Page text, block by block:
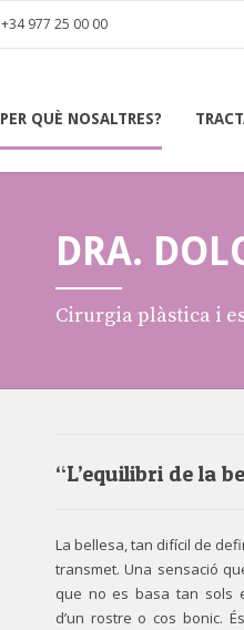
+34 977 25 00 00
PER QUÈ NOSALTRES?
DRA.
Cirurgia plàstica i
“L’equilibri de la
La bellesa, tan difícil de
transmet. Una sensació
que no es basa tan sols
d’un rostre o cos bonic.